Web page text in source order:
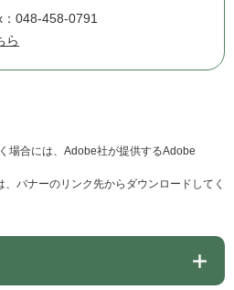
：048-458-0791
ら
場合には、Adobe社が提供するAdobe
バナーのリンク先からダウンロードしてく